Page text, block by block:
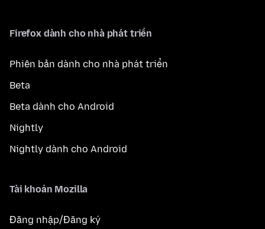
Firefox dành cho nhà phát triển
Phiên bản dành cho nhà phát triển
Beta
Beta dành cho Android
Nightly
Nightly dành cho Android
Tài khoản Mozilla
Đăng nhập/Đăng ký